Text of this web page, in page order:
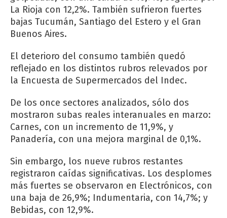
La Rioja con 12,2%. También sufrieron fuertes
bajas Tucumán, Santiago del Estero y el Gran
Buenos Aires.
El deterioro del consumo también quedó
reflejado en los distintos rubros relevados por
la Encuesta de Supermercados del Indec.
De los once sectores analizados, sólo dos
mostraron subas reales interanuales en marzo:
Carnes, con un incremento de 11,9%, y
Panadería, con una mejora marginal de 0,1%.
Sin embargo, los nueve rubros restantes
registraron caídas significativas. Los desplomes
más fuertes se observaron en Electrónicos, con
una baja de 26,9%; Indumentaria, con 14,7%; y
Bebidas, con 12,9%.